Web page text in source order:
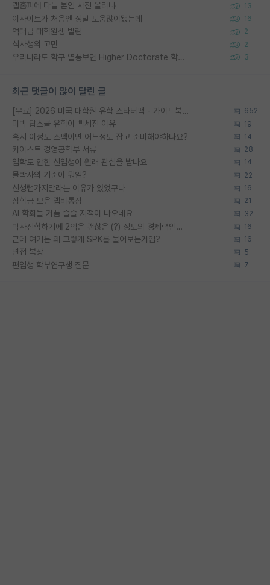
랩홈피에 다들 본인 사진 올리냐 13
이사이트가 처음엔 정말 도움많이됐는데 16
역대급 대학원생 빌런 2
석사생의 고민 2
우리나라도 학구 열풍보면 Higher Doctorate 학위가 필요하다고 봅니다. 3
최근 댓글이 많이 달린 글
[무료] 2026 미국 대학원 유학 스타터팩 - 가이드북 & 합격자 컨택메일 템플릿 652
미박 탑스쿨 유학이 빡세진 이유 19
혹시 이정도 스펙이면 어느정도 잡고 준비해야하나요? 14
카이스트 경영공학부 서류 28
입학도 안한 신입생이 원래 관심을 받나요 14
물박사의 기준이 뭐임? 22
신생랩가지말라는 이유가 있었구나 16
장학금 모은 랩비통장 21
AI 학회들 거품 슬슬 지적이 나오네요 32
박사진학하기에 2억은 괜찮은 (?) 정도의 경제력인가요 16
근데 여기는 왜 그렇게 SPK를 물어보는거임? 16
면접 복장 5
편입생 학부연구생 질문 7